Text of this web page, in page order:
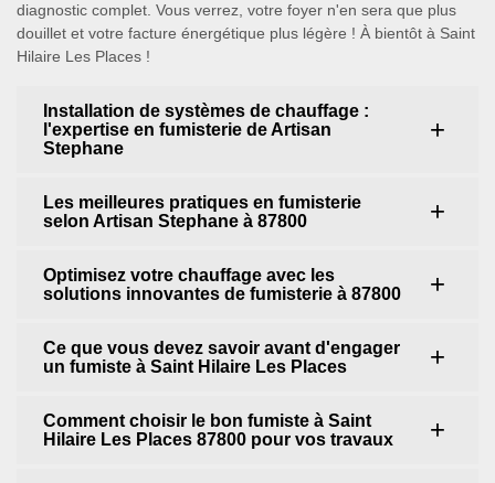
diagnostic complet. Vous verrez, votre foyer n'en sera que plus
douillet et votre facture énergétique plus légère ! À bientôt à Saint
Hilaire Les Places !
Installation de systèmes de chauffage :
l'expertise en fumisterie de Artisan
Stephane
Les meilleures pratiques en fumisterie
selon Artisan Stephane à 87800
Optimisez votre chauffage avec les
solutions innovantes de fumisterie à 87800
Ce que vous devez savoir avant d'engager
un fumiste à Saint Hilaire Les Places
Comment choisir le bon fumiste à Saint
Hilaire Les Places 87800 pour vos travaux